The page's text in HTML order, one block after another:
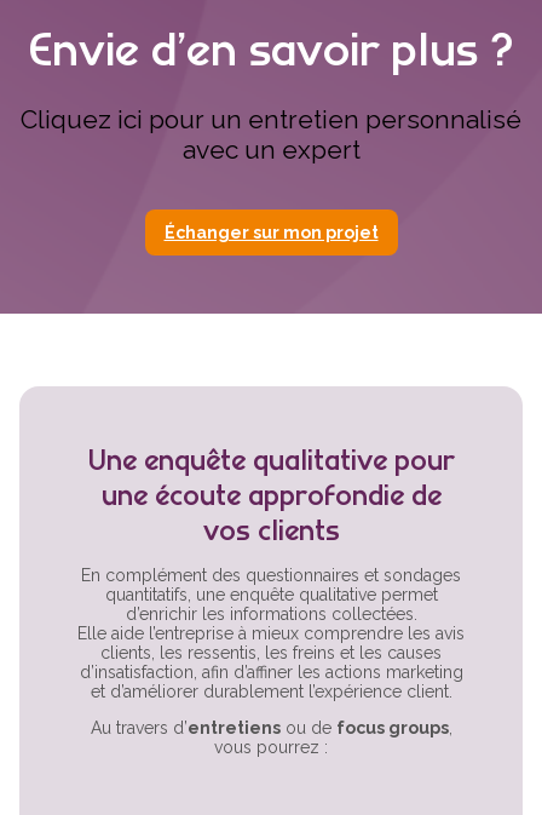
Envie d’en savoir plus ?
Cliquez ici pour un entretien personnalisé
avec un expert
Échanger sur mon projet
Une enquête qualitative pour
une écoute approfondie de
vos clients
En complément des questionnaires et sondages
quantitatifs, une enquête qualitative permet
d’enrichir les informations collectées.
Elle aide l’entreprise à mieux comprendre les avis
clients, les ressentis, les freins et les causes
d’insatisfaction, afin d’affiner les actions marketing
et d’améliorer durablement l’expérience client.
Au travers d’entretiensou de focus groups,
vous pourrez :